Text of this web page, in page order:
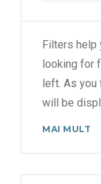
Filters help
looking for
left. As you
will be
MAI MULT